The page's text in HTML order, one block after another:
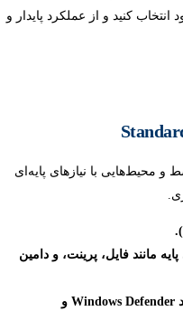
کنید و از عملکرد پایدار و
محیط‌هایی با نیازهای پایه‌ای
مانند فایل، پرینت، و دامین
شامل ویژگی‌های امنیتی داخلی مانند Windows Defender و